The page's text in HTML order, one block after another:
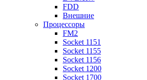
FDD
Внешние
Процессоры
FM2
Socket 1151
Socket 1155
Socket 1156
Socket 1200
Socket 1700